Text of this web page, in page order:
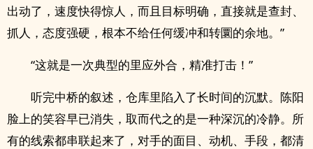
出动了，速度快得惊人，而且目标明确，直接就是查封、
抓人，态度强硬，根本不给任何缓冲和转圜的余地。”
“这就是一次典型的里应外合，精准打击！”
听完中桥的叙述，仓库里陷入了长时间的沉默。陈阳
脸上的笑容早已消失，取而代之的是一种深沉的冷静。所
有的线索都串联起来了，对手的面目、动机、手段，都清